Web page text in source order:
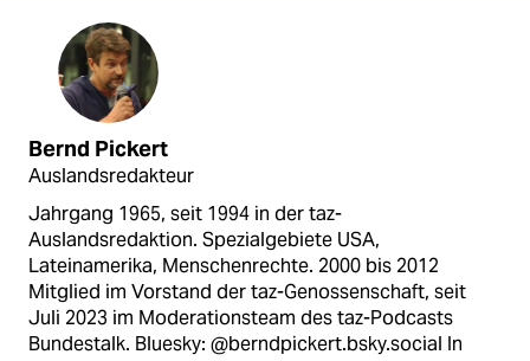
Bernd Pickert
Auslandsredakteur
Jahrgang 1965, seit 1994 in der taz-
Auslandsredaktion. Spezialgebiete USA,
Lateinamerika, Menschenrechte. 2000 bis 2012
Mitglied im Vorstand der taz-Genossenschaft, seit
Juli 2023 im Moderationsteam des taz-Podcasts
Bundestalk. Bluesky: @berndpickert.bsky.social In